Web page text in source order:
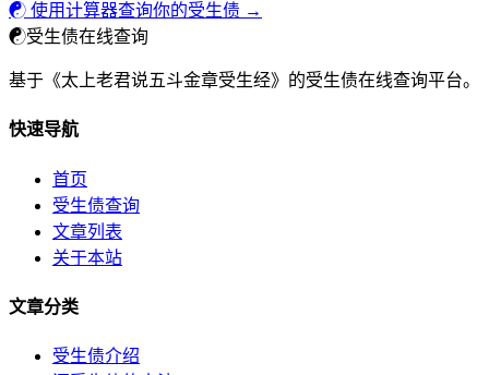
☯ 使用计算器查询你的受生债 →
☯受生债在线查询
基于《太上老君说五斗金章受生经》的受生债在线查询平台。
快速导航
首页
受生债查询
文章列表
关于本站
文章分类
受生债介绍